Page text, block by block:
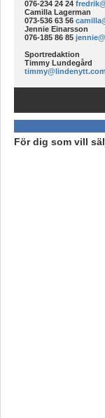
076-234 24 24
Camilla Lagerman
073-536 63 56
Jennie Einarsson
076-185 86 85
Sportredaktion
Timmy Lundegård
timmy@lindenytt.com
För dig som vill